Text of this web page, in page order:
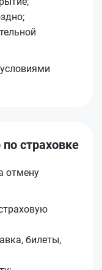
страховке
отмену
билеты,